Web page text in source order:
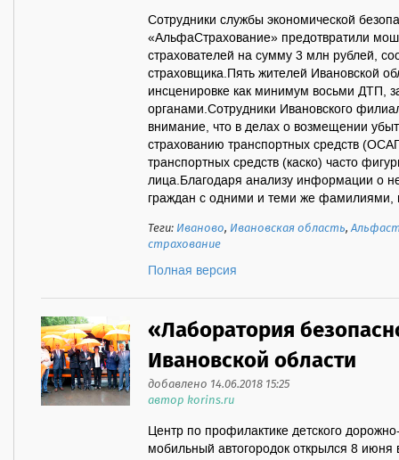
Сотрудники службы экономической
«АльфаСтрахование» предотвратили
страхователей на сумму 3 млн рублей,
страховщика.Пять жителей Ивановской
инсценировке как минимум восьми ДТП,
органами.Сотрудники Ивановского
внимание, что в делах о возмещении
страхованию транспортных средств
транспортных средств (каско) часто
лица.Благодаря анализу информации о
граждан с одними и теми же
Теги:Иваново, Ивановская область,
страхование
Полная версия
«Лаборатория
Ивановской области
добавлено 14.06.2018 15:25
автор korins.ru
Центр по профилактике детского
мобильный автогородок открылся 8